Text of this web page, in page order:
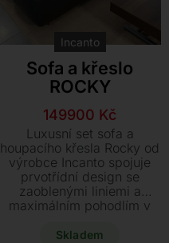
Incanto
Sofa a křeslo
ROCKY
Původní
cena
byla:
285300 Kč.
149900 Kč
Aktuální
cena
je:
149900 Kč.
Luxusní set sofa a
houpacího křesla Rocky od
výrobce Incanto spojuje
prvotřídní design se
zaoblenými liniemi a
maximálním pohodlím v
nová, ihned dostupná
Skladem